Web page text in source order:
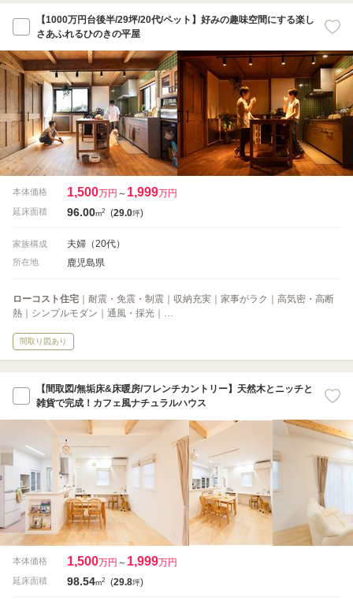
【1000万円台後半/29坪/20代/ペット】好みの趣味空間にする楽し
さあふれるひのきの平屋
本体価格 1,500万円 ～ 1,999万円
延床面積 96.00m2 (29.0坪)
家族構成 夫婦（20代）
所在地 鹿児島県
ローコスト住宅 ｜耐震・免震・制震｜収納充実｜家事がラク｜高気密・高断
熱｜シンプルモダン｜通風・採光｜…
間取り図あり
【間取図/無垢床&床暖房/フレンチカントリー】天然木とニッチと
雑貨で完成！カフェ風ナチュラルハウス
本体価格 1,500万円 ～ 1,999万円
延床面積 98.54m2 (29.8坪)